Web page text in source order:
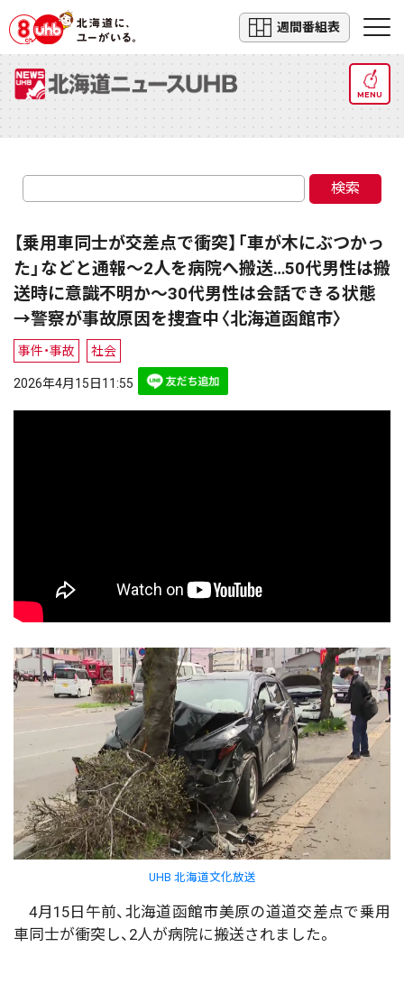
週間番組表
MENU
検索
【乗用車同士が交差点で衝突】「車が木にぶつかっ
た」などと通報～2人を病院へ搬送…50代男性は搬
送時に意識不明か～30代男性は会話できる状態
→警察が事故原因を捜査中〈北海道函館市〉
事件・事故 社会
2026年4月15日11:55
UHB 北海道文化放送
4月15日午前、北海道函館市美原の道道交差点で乗用
車同士が衝突し、2人が病院に搬送されました。